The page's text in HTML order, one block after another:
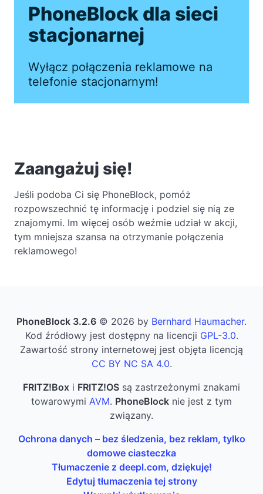
PhoneBlock dla sieci
stacjonarnej
Wyłącz połączenia reklamowe na
telefonie stacjonarnym!
Zaangażuj się!
Jeśli podoba Ci się PhoneBlock, pomóż
rozpowszechnić tę informację i podziel się nią ze
znajomymi. Im więcej osób weźmie udział w akcji,
tym mniejsza szansa na otrzymanie połączenia
reklamowego!
PhoneBlock 3.2.6 © 2026 by Bernhard Haumacher.
Kod źródłowy jest dostępny na licencji GPL-3.0.
Zawartość strony internetowej jest objęta licencją
CC BY NC SA 4.0.
FRITZ!Box i FRITZ!OS są zastrzeżonymi znakami
towarowymi AVM. PhoneBlock nie jest z tym
związany.
Ochrona danych – bez śledzenia, bez reklam, tylko
domowe ciasteczka
Tłumaczenie z deepl.com, dziękuję!
Edytuj tłumaczenia tej strony